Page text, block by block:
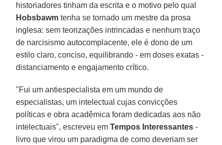
historiadores tinham da escrita e o motivo pelo qual
Hobsbawm tenha se tornado um mestre da prosa
inglesa: sem teorizações intrincadas e nenhum traço
de narcisismo autocomplacente, ele é dono de um
estilo claro, conciso, equilibrando - em doses exatas -
distanciamento e engajamento crítico.
"Fui um antiespecialista em um mundo de
especialistas, um intelectual cujas convicções
políticas e obra acadêmica foram dedicadas aos não
intelectuais", escreveu emTempos Interessantes -
livro que virou um paradigma de como deveriam ser